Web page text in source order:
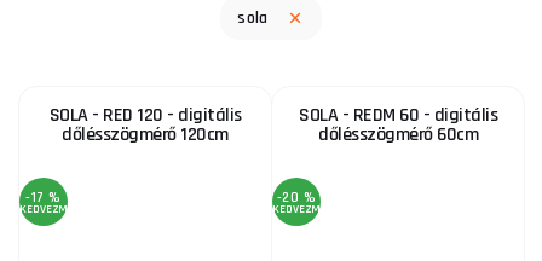
sola
SOLA - RED 120 - digitális
dőlésszögmérő 120cm
-17 %
KEDVEZMÉNY
SOLA - REDM 60 - digitális
dőlésszögmérő 60cm
-20 %
KEDVEZMÉNY